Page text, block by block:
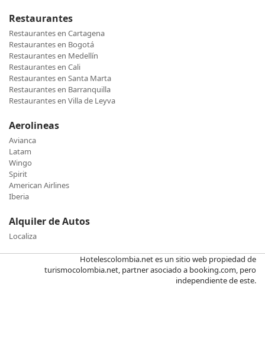
Restaurantes
Restaurantes en Cartagena
Restaurantes en Bogotá
Restaurantes en Medellín
Restaurantes en Cali
Restaurantes en Santa Marta
Restaurantes en Barranquilla
Restaurantes en Villa de Leyva
Aerolineas
Avianca
Latam
Wingo
Spirit
American Airlines
Iberia
Alquiler de Autos
Localiza
Hotelescolombia.net es un sitio web propiedad de
turismocolombia.net, partner asociado a booking.com, pero
independiente de este.